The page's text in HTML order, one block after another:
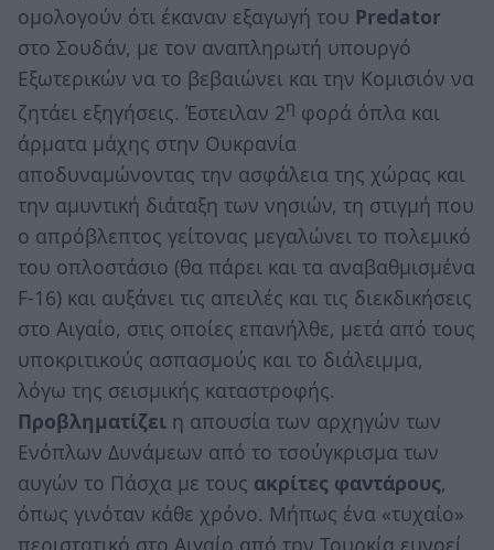
ομολογούν ότι έκαναν εξαγωγή του Predator
στο Σουδάν, με τον αναπληρωτή υπουργό
Εξωτερικών να το βεβαιώνει και την Κομισιόν να
ζητάει εξηγήσεις. Έστειλαν 2η φορά όπλα και
άρματα μάχης στην Ουκρανία
αποδυναμώνοντας την ασφάλεια της χώρας και
την αμυντική διάταξη των νησιών, τη στιγμή που
ο απρόβλεπτος γείτονας μεγαλώνει το πολεμικό
του οπλοστάσιο (θα πάρει και τα αναβαθμισμένα
F-16) και αυξάνει τις απειλές και τις διεκδικήσεις
στο Αιγαίο, στις οποίες επανήλθε, μετά από τους
υποκριτικούς ασπασμούς και το διάλειμμα,
λόγω της σεισμικής καταστροφής.
Προβληματίζει η απουσία των αρχηγών των
Ενόπλων Δυνάμεων από το τσούγκρισμα των
αυγών το Πάσχα με τους ακρίτες φαντάρους,
όπως γινόταν κάθε χρόνο. Μήπως ένα «τυχαίο»
περιστατικό στο Αιγαίο από την Τουρκία ευνοεί